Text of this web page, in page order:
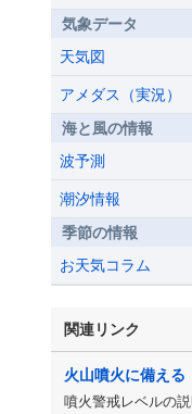
気象データ
天気図
アメダス（実況）
海と風の情報
波予測
潮汐情報
季節の情報
お天気コラム
関連リンク
火山噴火に備える
噴火警戒レベルの